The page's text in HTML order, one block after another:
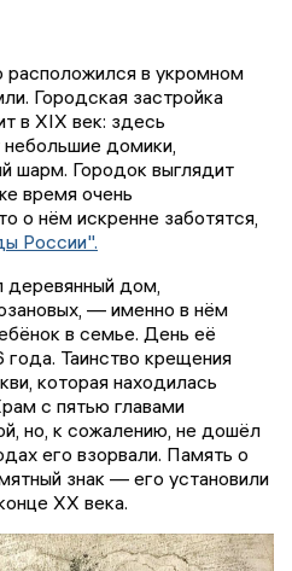
расположился в укромном
Городская застройка
в XIX век: здесь
домики,
шарм. Городок выглядит
время очень
о нём искренне заботятся,
России".
деревянный дом,
— именно в нём
в семье. День её
Таинство крещения
которая находилась
с пятью главами
но, к сожалению, не дошёл
его взорвали. Память о
знак — его установили
XX века.